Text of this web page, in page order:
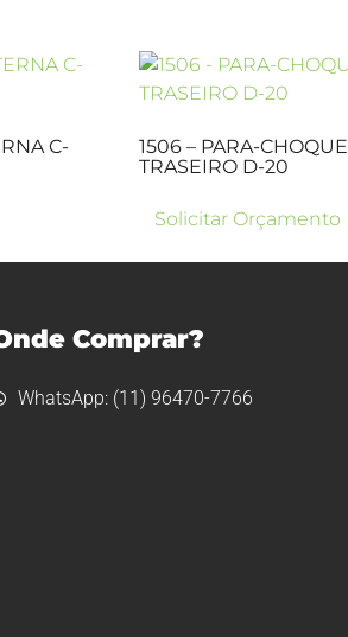
C-
1506 – PARA-CHOQUE
TRASEIRO D-20
Solicitar Orçamento
Comprar?
WhatsApp: (11) 96470-7766